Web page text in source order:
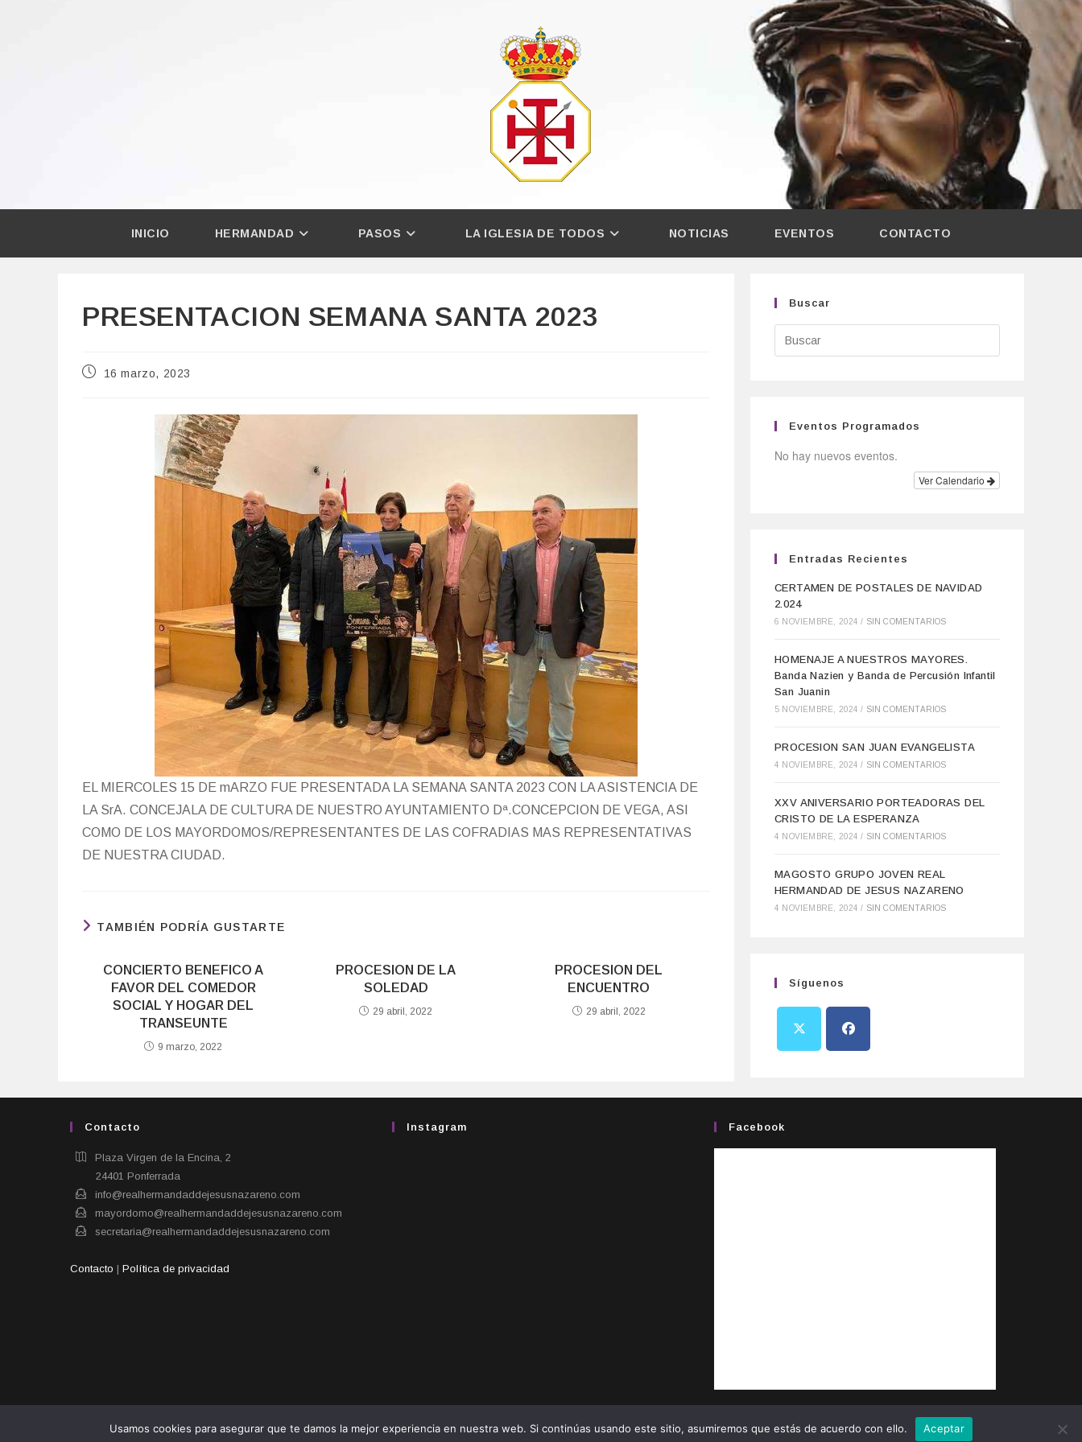
INICIO HERMANDAD PASOS LA IGLESIA DE TODOS NOTICIAS EVENTOS CONTACTO
PRESENTACION SEMANA SANTA 2023
Publicación
16 marzo, 2023
EL MIERCOLES 15 DE mARZO FUE PRESENTADA LA SEMANA SANTA 2023 CON LA ASISTENCIA DE
LA SrA. CONCEJALA DE CULTURA DE NUESTRO AYUNTAMIENTO Dª.CONCEPCION DE VEGA, ASI
COMO DE LOS MAYORDOMOS/REPRESENTANTES DE LAS COFRADIAS MAS REPRESENTATIVAS
DE NUESTRA CIUDAD.
TAMBIÉN PODRÍA GUSTARTE
CONCIERTO BENEFICO A
FAVOR DEL COMEDOR
SOCIAL Y HOGAR DEL
TRANSEUNTE
9 marzo, 2022
PROCESION DE LA
SOLEDAD
29 abril, 2022
PROCESION DEL
ENCUENTRO
29 abril, 2022
Buscar
Eventos Programados
No hay nuevos eventos.
Ver Calendario
Entradas Recientes
CERTAMEN DE POSTALES DE NAVIDAD
2.024
6 NOVIEMBRE, 2024 / SIN COMENTARIOS
HOMENAJE A NUESTROS MAYORES.
Banda Nazien y Banda de Percusión Infantil
San Juanin
5 NOVIEMBRE, 2024 / SIN COMENTARIOS
PROCESION SAN JUAN EVANGELISTA
4 NOVIEMBRE, 2024 / SIN COMENTARIOS
XXV ANIVERSARIO PORTEADORAS DEL
CRISTO DE LA ESPERANZA
4 NOVIEMBRE, 2024 / SIN COMENTARIOS
MAGOSTO GRUPO JOVEN REAL
HERMANDAD DE JESUS NAZARENO
4 NOVIEMBRE, 2024 / SIN COMENTARIOS
Síguenos
Contacto
Plaza Virgen de la Encina, 2
24401 Ponferrada​
info@realhermandaddejesusnazareno.com
mayordomo@realhermandaddejesusnazareno.com
secretaria@realhermandaddejesusnazareno.com
Contacto | Política de privacidad
Instagram Facebook
Copyright 2026 - Real Hermandad de Jesús Nazareno de Ponferrada
Usamos cookies para asegurar que te damos la mejor experiencia en nuestra web. Si continúas usando este sitio, asumiremos que estás de acuerdo con ello. Aceptar